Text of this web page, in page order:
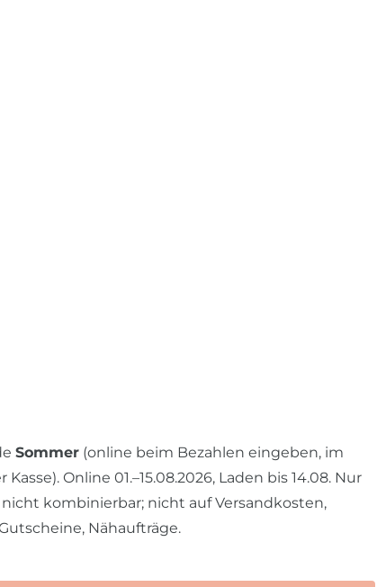
Sommer(online beim Bezahlen eingeben, im
Online 01.–15.08.2026, Laden bis 14.08. Nur
kombinierbar; nicht auf Versandkosten,
Nähaufträge.